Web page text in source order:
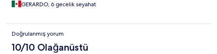
GERARDO, 6 gecelik seyahat
Doğrulanmış yorum
10/10 Olağanüstü